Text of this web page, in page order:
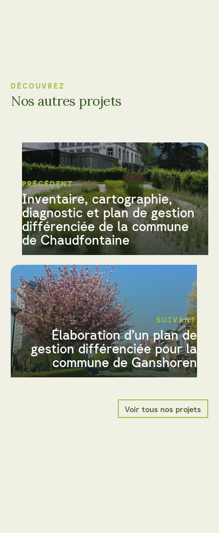
DÉCOUVREZ
Nos autres projets
PRÉCÉDENT
Inventaire, cartographie,
diagnostic et plan de gestion
différenciée de la commune
de Chaudfontaine
SUIVANT
Élaboration d’un plan de
gestion différenciée pour la
commune de Ganshoren
Voir tous nos projets